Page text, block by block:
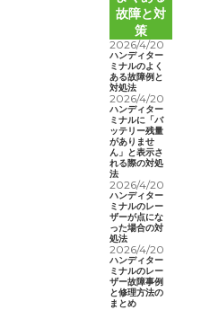
故障と対
策
2026/4/20
ハンディター
ミナルのよく
ある故障例と
対処法
2026/4/20
ハンディター
ミナルに「バ
ッテリー残量
がありませ
ん」と表示さ
れる際の対処
法
2026/4/20
ハンディター
ミナルのレー
ザーが点にな
った場合の対
処法
2026/4/20
ハンディター
ミナルのレー
ザー故障事例
と修理方法の
まとめ